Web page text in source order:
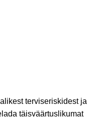
terviseriskidest ja
täisväärtuslikumat